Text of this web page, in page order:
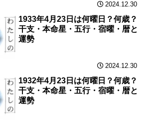
2024.12.30
1933年4月23日は何曜日？何歳？
干支・本命星・五行・宿曜・暦と
運勢
2024.12.30
1932年4月23日は何曜日？何歳？
干支・本命星・五行・宿曜・暦と
運勢